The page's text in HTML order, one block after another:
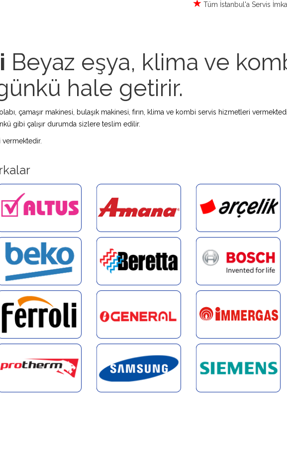
Tüm İstanbul'a Servis
Beyaz eşya, klima ve
hale getirir.
çamaşır makinesi, bulaşık makinesi, fırın, klima ve kombi servis hizmetleri
gibi çalışır durumda sizlere teslim edilir.